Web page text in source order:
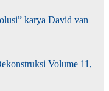
karya David van
Volume 11,